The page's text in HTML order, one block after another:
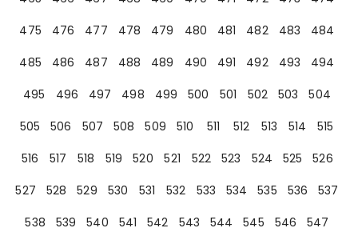
475
476 477 478 479 480 481 482 483
484
485
486 487 488 489 490 491 492 493
494
495
496 497 498 499 500 501 502 503
504
505
506 507 508 509 510 511 512 513 514
515
516
517 518 519 520 521 522 523 524 525
526
527
528 529 530 531 532 533 534 535 536
537
538
539 540 541 542 543 544 545 546
547